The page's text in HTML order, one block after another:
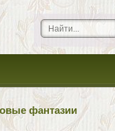
фантазии